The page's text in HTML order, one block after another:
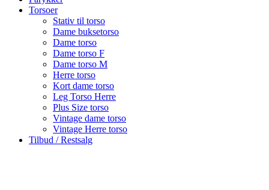
Torsoer
Stativ til torso
Dame buksetorso
Dame torso
Dame torso F
Dame torso M
Herre torso
Kort dame torso
Leg Torso Herre
Plus Size torso
Vintage dame torso
Vintage Herre torso
Tilbud / Restsalg